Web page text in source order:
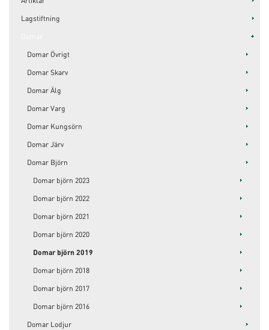
Lagstiftning
Domar Övrigt
Domar Skarv
Domar Älg
Domar Varg
Domar Kungsörn
Domar Järv
Domar Björn
Domar björn 2023
Domar björn 2022
Domar björn 2021
Domar björn 2020
Domar björn 2019
Domar björn 2018
Domar björn 2017
Domar björn 2016
Domar Lodjur